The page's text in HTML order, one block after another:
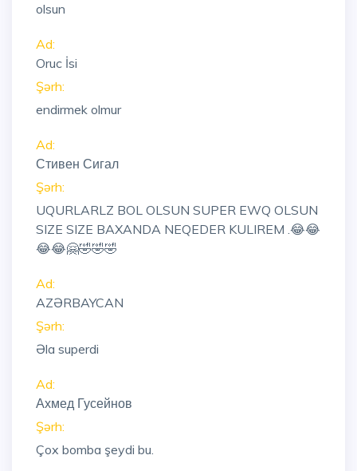
olsun
Ad:
Oruc İsi
Şərh:
endirmek olmur
Ad:
Стивен Сигал
Şərh:
UQURLARLZ BOL OLSUN SUPER EWQ OLSUN
SIZE SIZE BAXANDA NEQEDER KULIREM .😂😂
😂😂🤗🤣🤣🤣
Ad:
AZƏRBAYCAN
Şərh:
Əla superdi
Ad:
Ахмед Гусейнов
Şərh:
Çox bomba şeydi bu.